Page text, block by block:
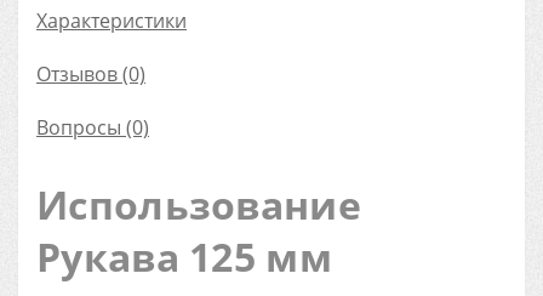
Характеристики
Отзывов (0)
Вопросы (0)
Использование
Рукава 125 мм